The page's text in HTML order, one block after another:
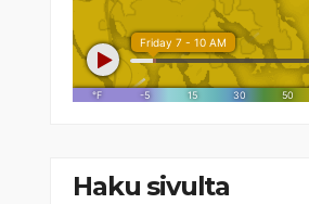
Haku sivulta